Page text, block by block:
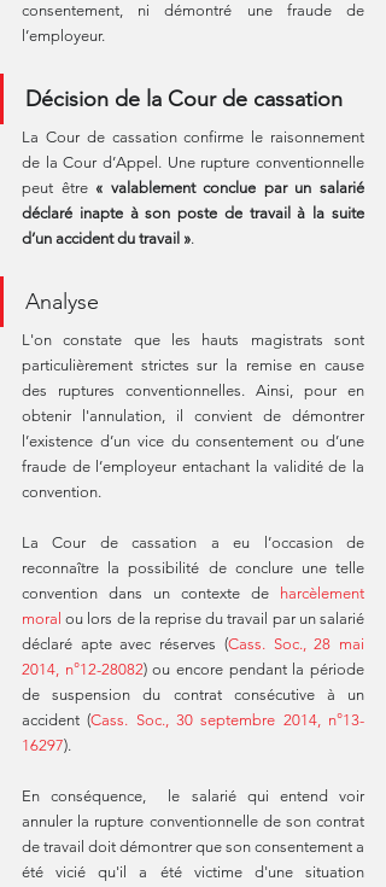
consentement, ni démontré une fraude de
l’employeur.
Décision de la Cour de cassation
La Cour de cassation confirme le raisonnement
de la Cour d’Appel. Une rupture conventionnelle
peut être « valablement conclue par un salarié
déclaré inapte à son poste de travail à la suite
d’un accident du travail ».
Analyse
L'on constate que les hauts magistrats sont
particulièrement strictes sur la remise en cause
des ruptures conventionnelles. Ainsi, pour en
obtenir l'annulation, il convient de démontrer
l’existence d’un vice du consentement ou d’une
fraude de l’employeur entachant la validité de la
convention.
La Cour de cassation a eu l’occasion de
reconnaître la possibilité de conclure une telle
convention dans un contexte de harcèlement
moral ou lors de la reprise du travail par un salarié
déclaré apte avec réserves (Cass. Soc., 28 mai
2014, n°12-28082) ou encore pendant la période
de suspension du contrat consécutive à un
accident (Cass. Soc., 30 septembre 2014, n°13-
16297).
En conséquence,  le salarié qui entend voir
annuler la rupture conventionnelle de son contrat
de travail doit démontrer que son consentement a
été vicié qu'il a été victime d'une situation